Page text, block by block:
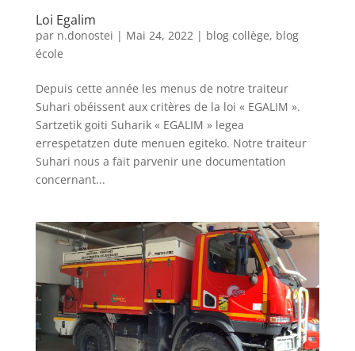
Loi Egalim
par n.donostei | Mai 24, 2022| blog collège, blog
école
Depuis cette année les menus de notre traiteur
Suhari obéissent aux critères de la loi « EGALIM ».
Sartzetik goiti Suharik « EGALIM » legea
errespetatzen dute menuen egiteko. Notre traiteur
Suhari nous a fait parvenir une documentation
concernant...